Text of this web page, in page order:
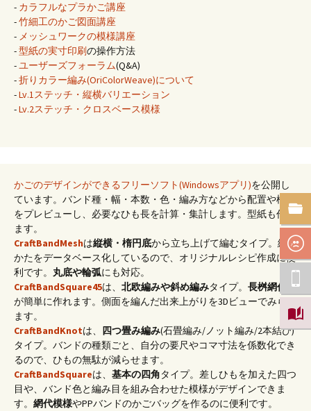
- カラフルなプラかご講座
-竹細工のかご図面講座
- メッシュワークの模様講座
-型紙の実寸印刷の操作方法
-ユーザーズフォーラム(Q&A)
-折りカラー編み(OriColorWeave)について
-Lv.1ステッチ・縦横バリエーション
-Lv.2ステッチ・クロスベース模様
かごのデザインができるフリーソフト(Windowsアプリ)を公開し
ています。バンド種・幅・本数・色・編み方などから配置や模様
をプレビューし、必要なひも長を計算・集計します。型紙も作れ
ます。
CraftBandMeshは縦横・楕円底から立ち上げて編むタイプ。編み
かたをデータベース化しているので、オリジナルレシピ作成に便
利です。 丸底や輪弧にも対応。
CraftBandSquare45は、 北欧編みや斜め編みタイプ。 長桝網代底
が簡単に作れます。側面を編んだ出来上がりを3Dビューでみられ
ます。
CraftBandKnotは、 四つ畳み編み(石畳編み/ノット編み/2本結び)
タイプ。バンドの種類ごと、自分の要尺やコマ寸法を係数化でき
るので、ひもの無駄が減らせます。
CraftBandSquareは、 基本の四角タイプ。差しひもを加えた四つ
目や、バンド色と編み目を組み合わせた模様がデザインできま
す。 網代模様やPPバンドのかごバッグを作るのに便利です。